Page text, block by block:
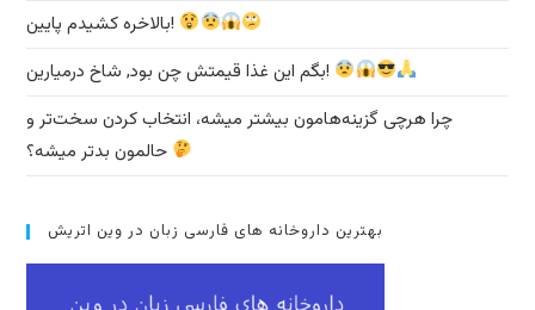
بالاخره کشیدم پایین!
بگم این غذا قیمتش چن بود, شاخ درمیارین!
چرا هرچی گزینه‌هامون بیشتر میشه، انتخاب کردن سخت‌تر و
بهترین داروخانه های فارسی زبان در وین اتریش